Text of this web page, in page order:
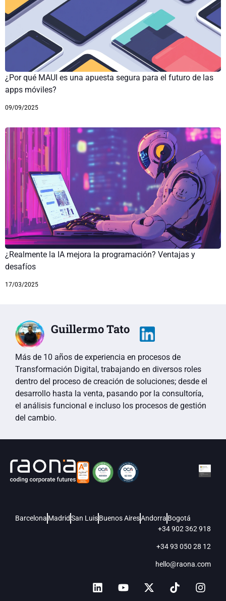
¿Por qué MAUI es una apuesta segura para el futuro de las
apps móviles?
09/09/2025
¿Realmente la IA mejora la programación? Ventajas y
desafíos
17/03/2025
Guillermo Tato
Más de 10 años de experiencia en procesos de
Transformación Digital, trabajando en diversos roles
dentro del proceso de creación de soluciones; desde el
desarrollo hasta la venta, pasando por la consultoría,
el análisis funcional e incluso los procesos de gestión
del cambio.
Barcelona MadridSan LuisBuenos AiresAndorra Bogotá
+34 902 362 918
+34 93 050 28 12
hello@raona.com